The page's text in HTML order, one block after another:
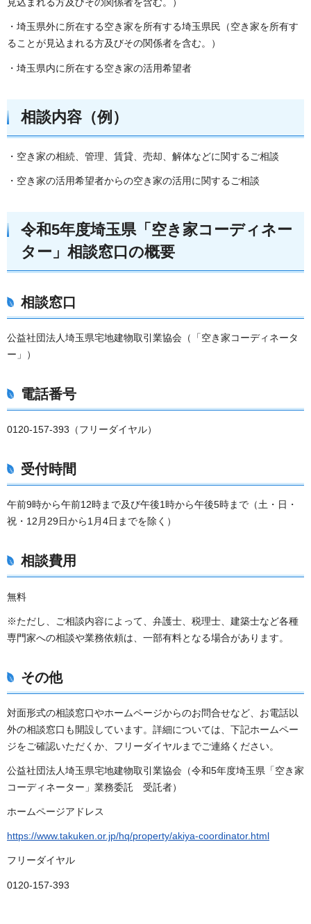
見込まれる方及びその関係者を含む。）
・埼玉県外に所在する空き家を所有する埼玉県民（空き家を所有す
ることが見込まれる方及びその関係者を含む。）
・埼玉県内に所在する空き家の活用希望者
相談内容（例）
・空き家の相続、管理、賃貸、売却、解体などに関するご相談
・空き家の活用希望者からの空き家の活用に関するご相談
令和5年度埼玉県「空き家コーディネー
ター」相談窓口の概要
相談窓口
公益社団法人埼玉県宅地建物取引業協会（「空き家コーディネータ
ー」）
電話番号
0120-157-393（フリーダイヤル）
受付時間
午前9時から午前12時まで及び午後1時から午後5時まで（土・日・
祝・12月29日から1月4日までを除く）
相談費用
無料
※ただし、ご相談内容によって、弁護士、税理士、建築士など各種
専門家への相談や業務依頼は、一部有料となる場合があります。
その他
対面形式の相談窓口やホームページからのお問合せなど、お電話以
外の相談窓口も開設しています。詳細については、下記ホームペー
ジをご確認いただくか、フリーダイヤルまでご連絡ください。
公益社団法人埼玉県宅地建物取引業協会（令和5年度埼玉県「空き家
コーディネーター」業務委託 受託者）
ホームページアドレス
https://www.takuken.or.jp/hq/property/akiya-coordinator.html
フリーダイヤル
0120-157-393